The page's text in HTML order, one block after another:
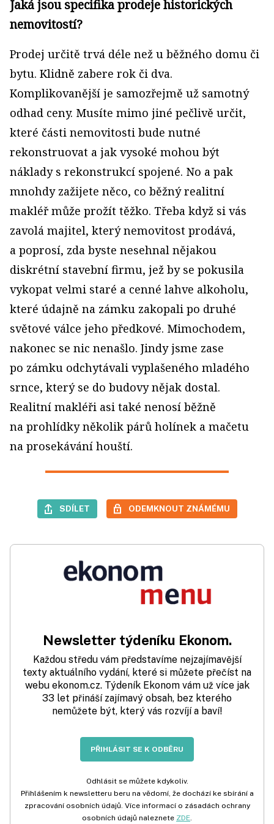
Jaká jsou specifika prodeje historických
nemovitostí?
Prodej určitě trvá déle než u běžného domu či
bytu. Klidně zabere rok či dva.
Komplikovanější je samozřejmě už samotný
odhad ceny. Musíte mimo jiné pečlivě určit,
které části nemovitosti bude nutné
rekonstruovat a jak vysoké mohou být
náklady s rekonstrukcí spojené. No a pak
mnohdy zažijete něco, co běžný realitní
makléř může prožít těžko. Třeba když si vás
zavolá majitel, který nemovitost prodává,
a poprosí, zda byste nesehnal nějakou
diskrétní stavební firmu, jež by se pokusila
vykopat velmi staré a cenné lahve alkoholu,
které údajně na zámku za­kopali po druhé
světové válce jeho předkové. Mimochodem,
nakonec se nic nenašlo. Jindy jsme zase
po zámku odchytávali vyplašeného mladého
srnce, který se do budovy nějak dostal.
Realitní makléři asi také nenosí běžně
na prohlídky několik párů holínek a mačetu
na prosekávání houští.
SDÍLET ODEMKNOUT ZNÁMÉMU
Newsletter týdeníku Ekonom.
Každou středu vám představíme nejzajímavější
texty aktuálního vydání, které si můžete přečíst na
webu ekonom.cz. Týdeník Ekonom vám už více jak
33 let přináší zajímavý obsah, bez kterého
nemůžete být, který vás rozvíjí a baví!
PŘIHLÁSIT SE K ODBĚRU
Odhlásit se můžete kdykoliv.
Přihlášením k newsletteru beru na vědomí, že dochází ke sbírání a
zpracování osobních údajů. Více informací o zásadách ochrany
osobních údajů naleznete ZDE